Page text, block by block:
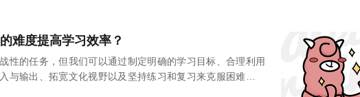
难度提高学习效率？
性的任务，但我们可以通过制定明确的学习目标、合理利用
与输出、拓宽文化视野以及坚持练习和复习来克服困难，提